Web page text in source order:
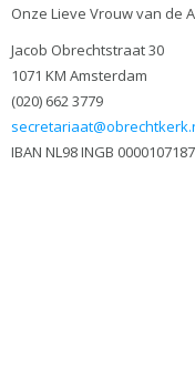
Onze Lieve Vrouw van de
Jacob Obrechtstraat 30
1071 KM Amsterdam
(020) 662 3779
IBAN NL98 INGB 0000107187